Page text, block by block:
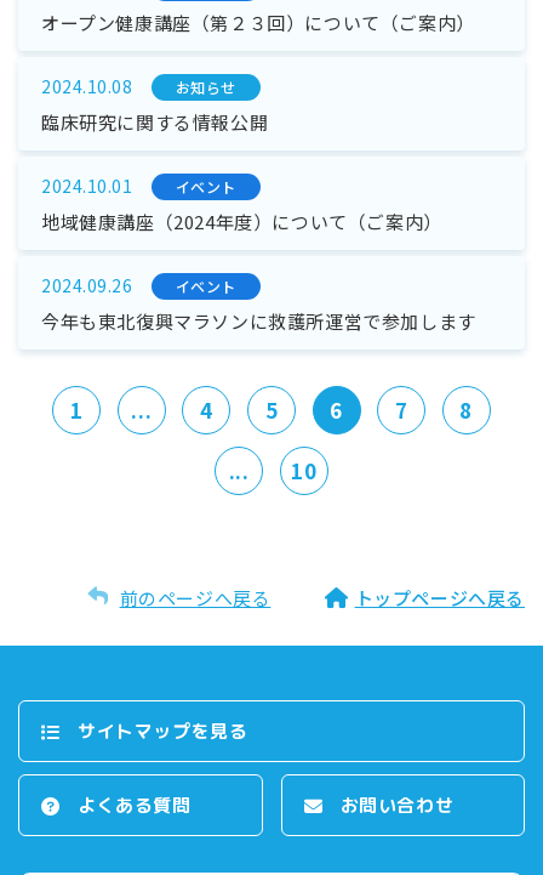
オープン健康講座（第２３回）について（ご案内）
2024.10.08 お知らせ
臨床研究に関する情報公開
2024.10.01 イベント
地域健康講座（2024年度）について（ご案内）
2024.09.26 イベント
今年も東北復興マラソンに救護所運営で参加します
1 ... 4 5 6 7
8
...
10
前のページへ戻る トップページへ戻る
サイトマップを⾒る
よくある質問 お問い合わせ